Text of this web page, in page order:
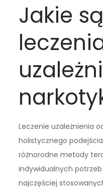
Jakie
Leczenie uzależnienia
holistycznego
różnorodne metody
indywidualnych
najczęściej